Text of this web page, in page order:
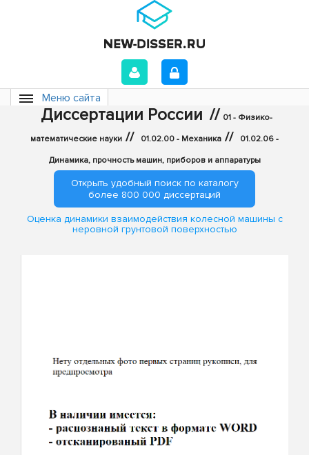
Меню сайта
Диссертации России // 01 - Физико-
математические науки // 01.02.00 - Механика // 01.02.06 -
Динамика, прочность машин, приборов и аппаратуры
Открыть удобный поиск по каталогу
более 800 000 диссертаций
Оценка динамики взаимодействия колесной машины с
неровной грунтовой поверхностью